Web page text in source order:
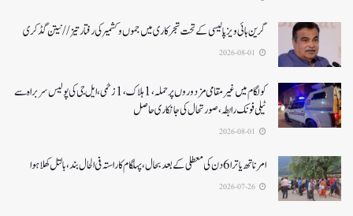
گرین ہائی ویز پالیسی کے تحت شجرکاری میں جموں و کشمیر کی رفتار تیز// نیتن گڈکری
کولگام میں غیر مقامی مزدوروں پر حملہ،1ہلاک،1زخمی،ایل جی کی پولیس سربراہ سے
ٹیلی فونک رابطہ، صورتحال کی جانکاری حاصل
امرناتھ یاترا 6دن کی معطلی کے بعد بحال،پہلگام کا راستہ فی الحال بند، بالتل کھلا ہوا